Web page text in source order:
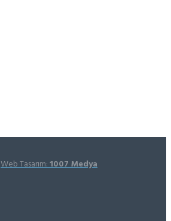
Web Tasarım:1007 Medya